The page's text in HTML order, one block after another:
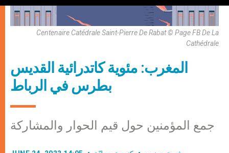
Centenaire Catédrale Saint-Pierre De Rabat © Page FB De La
Cathédrale
المغرب: مئوية كاتدرائية القديس
بطرس في الرباط
جمع المؤمنين حول قيم الحوار والمشاركة